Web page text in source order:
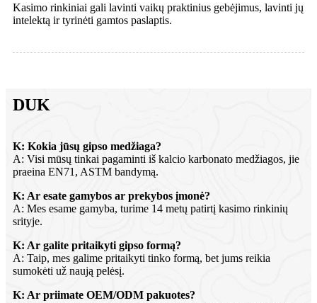
Kasimo rinkiniai gali lavinti vaikų praktinius gebėjimus, lavinti jų
intelektą ir tyrinėti gamtos paslaptis.
DUK
K: Kokia jūsų gipso medžiaga?
A: Visi mūsų tinkai pagaminti iš kalcio karbonato medžiagos, jie
praeina EN71, ASTM bandymą.
K: Ar esate gamybos ar prekybos įmonė?
A: Mes esame gamyba, turime 14 metų patirtį kasimo rinkinių
srityje.
K: Ar galite pritaikyti gipso formą?
A: Taip, mes galime pritaikyti tinko formą, bet jums reikia
sumokėti už naują pelėsį.
K: Ar priimate OEM/ODM pakuotes?